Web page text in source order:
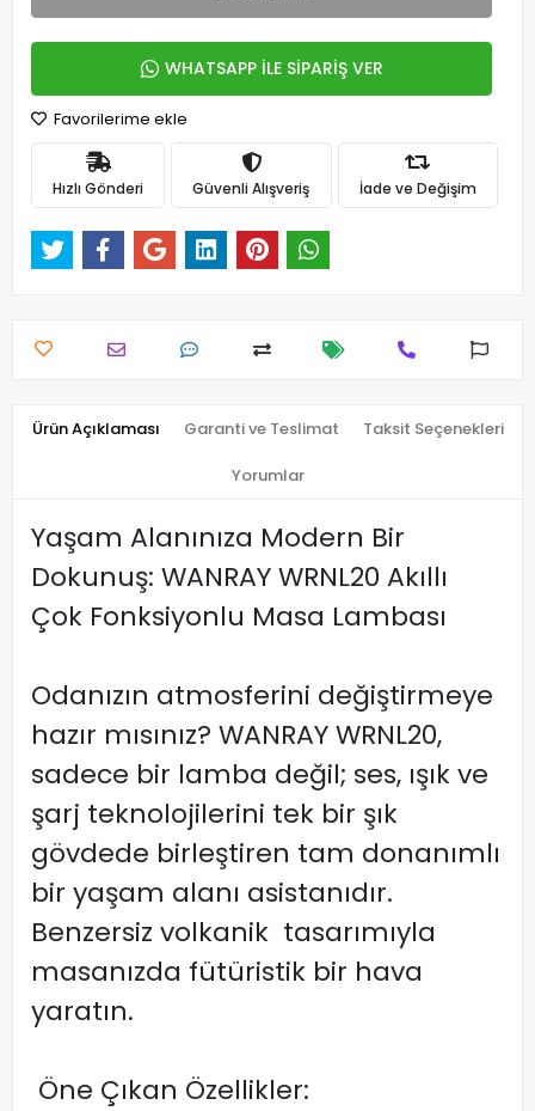
WHATSAPP İLE SİPARİŞ VER
Favorilerime ekle
Hızlı Gönderi Güvenli Alışveriş İade ve Değişim
Ürün Açıklaması Garanti ve Teslimat Taksit Seçenekleri
Yorumlar
Yaşam Alanınıza Modern Bir
Dokunuş: WANRAY WRNL20 Akıllı
Çok Fonksiyonlu Masa Lambası
Odanızın atmosferini değiştirmeye
hazır mısınız? WANRAY WRNL20,
sadece bir lamba değil; ses, ışık ve
şarj teknolojilerini tek bir şık
gövdede birleştiren tam donanımlı
bir yaşam alanı asistanıdır.
Benzersiz volkanik tasarımıyla
masanızda fütüristik bir hava
yaratın.
Öne Çıkan Özellikler: